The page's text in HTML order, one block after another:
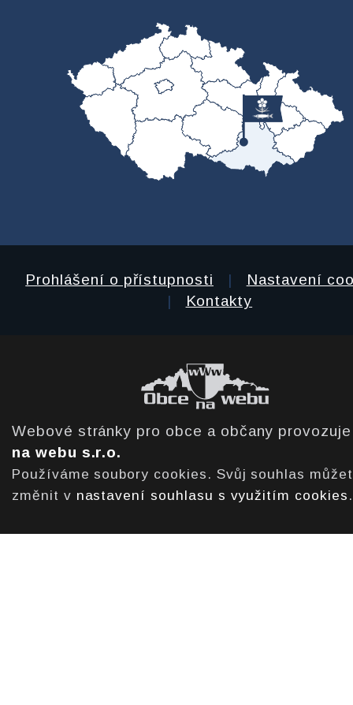
Prohlášení o přístupnosti |
Nastavení
|
Kontakty
Webové stránky pro obce a občany
na webu s.r.o.
Používáme soubory cookies. Svůj souhlas
změnit v nastavení souhlasu s využitím cookies .